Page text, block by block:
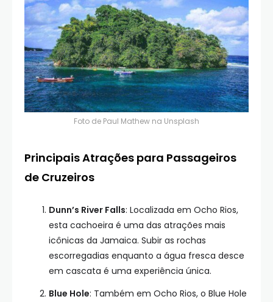
Foto de Paul Mathew na Unsplash
Principais Atrações para Passageiros
de Cruzeiros
Dunn’s River Falls: Localizada em Ocho Rios,
esta cachoeira é uma das atrações mais
icônicas da Jamaica. Subir as rochas
escorregadias enquanto a água fresca desce
em cascata é uma experiência única.
Blue Hole: Também em Ocho Rios, o Blue Hole